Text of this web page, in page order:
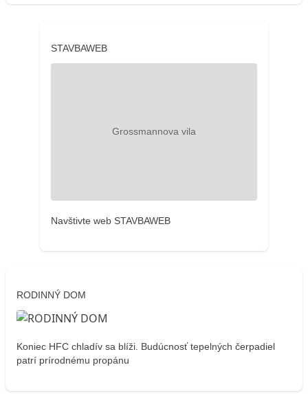
STAVBAWEB
Navštivte web STAVBAWEB
RODINNÝ DOM
Koniec HFC chladív sa blíži. Budúcnosť tepelných čerpadiel
patrí prírodnému propánu